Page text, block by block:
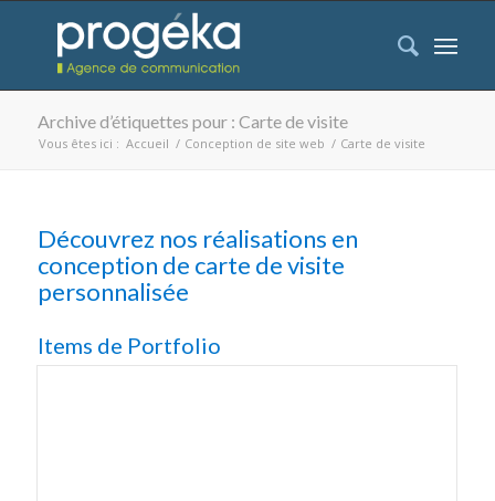
Archive d’étiquettes pour : Carte de visite
Vous êtes ici : Accueil / Conception de site web / Carte de visite
Découvrez nos réalisations en
conception de carte de visite
personnalisée
Items de Portfolio